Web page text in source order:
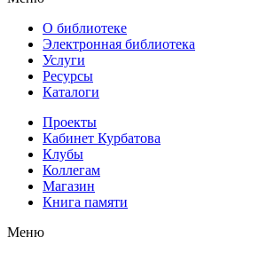
О библиотеке
Электронная библиотека
Услуги
Ресурсы
Каталоги
Проекты
Кабинет Курбатова
Клубы
Коллегам
Магазин
Книга памяти
Меню